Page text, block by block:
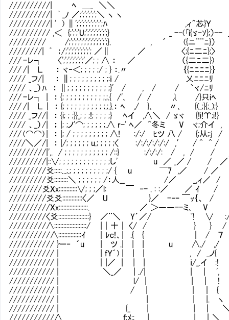
//////////| ﾍ ＿_ ＼＼
//////////| ﾟ _ﾉ ／;';';';';';＼ ヽ ヽ
//////////| ' ) ∥';';';';';';';';';ﾊ ,ィ＾芯}Ｙ
////////// ,＜ {;';';'U;';';';';';';';} _ -‐(｢i{ゞｰｿ};）ｰ-
///////// /;';';';';';';';';';';';';}. , ´ ({ニ¨¨ﾆ}）
////////| ﾟ ；/;';';';';';';';'; ／∥ ／ 〈;{ﾆ二ﾆ
/// -レ┐ 〈';';';';';';';'／; ; ∧ ： ／ （{二ﾆ
/// /| Ｌ ： ヾ‐＜; ; ; ; ;/ ; } ：.〃 ｛{ﾆﾆ
//// _フ/| ： ∥; ; ; ; ; ; ; ; ; ;:ｉ / 乂
//// 、_） ﾊ ： ∥; ; ; ; ; ; ; ; ; ; ;}' / , / /
/// -レ┐ | ： {; ; ; ; ; ; ; ; ; ; ;.;.{ /'､ / /
/// /| Ｌ | ： {; ; ; ; ; ; ; ; ; ; ;.;.}.： ﾍ ,/ }､
//// _フ//| ： {i; ; ;}}_; ; ;!; ; ; ; ;} ﾍイ ,∧＼ /
//// 、_） /| ； |; ;ノ'⌒; ; ; ; ; ;.∧ r-' ﾍ／ ^冬ミⅥ
/// (⌒⌒) | ： |; / ; ; ; ; ; ; ; ; ; ∧! :/:/ ﾋツ 八
////＼／/| ： |/; ; ; ; ; ; u.; ; ; ; ;〈 :/:/:/:/:/:/ ,′ /
/////////|',. / ; ; ; ; ; ; ; ; ; ; ; /::} :/:/:/: / , /
/////////|::∨; ; ; ; ; ; ; ; ; ; ; ; ;し' u ／ _／ /
/////////爻:::::...;.; ; ; ; ; ; ; ; ; ;/ { u ￣7 ,／
/////////爻:::::::::＼ ; ; ; ; ; ; /：人__ /／ _,ィ
////////爻Xx::::::::::::∨; ; ;／l: ￣ ‐- . : :／ ／
/////////爻爻:::::::::::::〈／ U }／ -‐ｰ ￣ｯ｛
//////////Xx:::::::::::::::::::. ／ ＞――--ミ､
/////////〈爻::::::::::::::::::::} ／¨＼ Y´／/
/////////∧:::::::::::::::::::::/ |｜十｜ 〈/ /
//////////∧:::::::::::::::ｲ ｜ﾚc!、| .{ {
/////////// }ー‐ ´u | ツ .| | | u
/////////// | | fＹ´) | | | , / _
/////////// | ｜|／ | | | ｉ/_.イ
/////////// | ＼_／ | ./| | | ',
/////////// | l/ | | ｜ !
/////////// | / | ｜ ｜ { ゞ
/////////// | | | |. ヽ ＼
/////////// | {_ | | ｜ ＼
///////////∧ f:ﾒ::. | | ｜＼ ﾞ